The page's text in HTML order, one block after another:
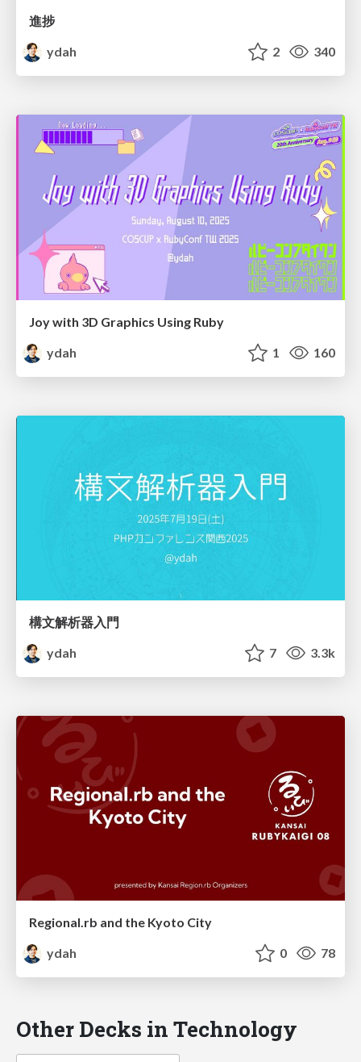
進捗
ydah
2 340
Joy with 3D Graphics Using Ruby
ydah
1 160
構文解析器入門
ydah
7 3.3k
Regional.rb and the Kyoto City
ydah
0 78
Other Decks in Technology